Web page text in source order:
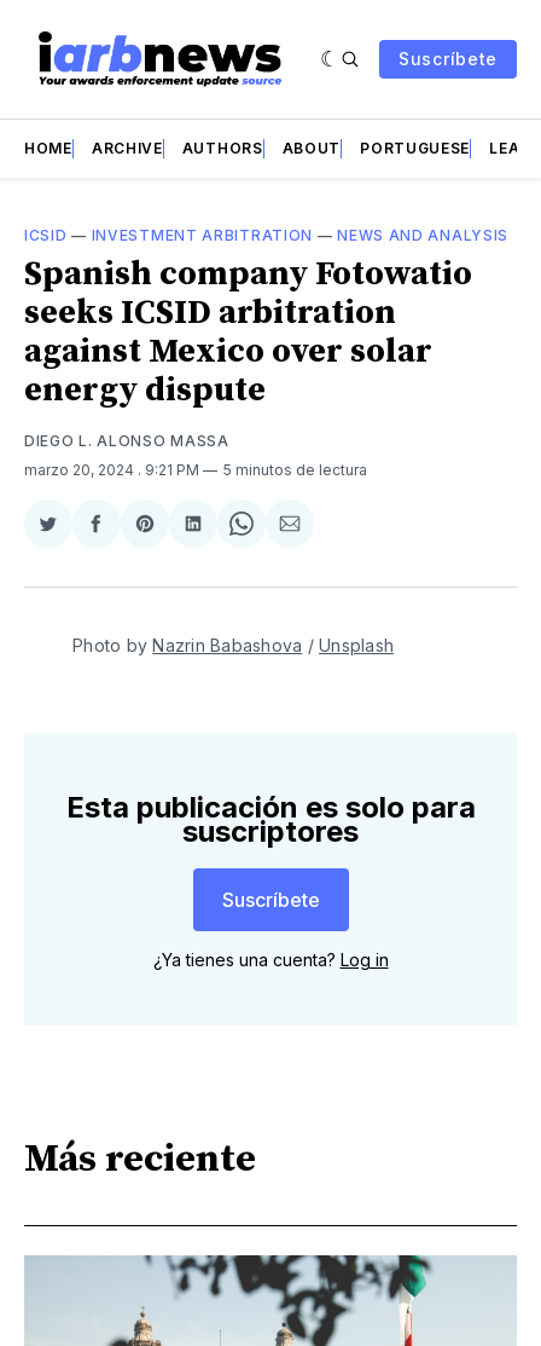
Suscríbete
HOME ARCHIVE AUTHORS ABOUT PORTUGUESE LEAD
ICSID — INVESTMENT ARBITRATION —NEWS AND ANALYSIS
Spanish company Fotowatio
seeks ICSID arbitration
against Mexico over solar
energy dispute
DIEGO L. ALONSO MASSA
marzo 20, 2024 . 9:21 PM 5 minutos de lectura
Compartir
Twitter
Compartir
Facebook
Share
Pinterest
Compartir
LinkedIn
Share
WhatsApp
Compartir
Email
Photo by Nazrin Babashova / Unsplash
Esta publicación es solo para
suscriptores
Suscríbete
¿Ya tienes una cuenta? Log in
Más reciente